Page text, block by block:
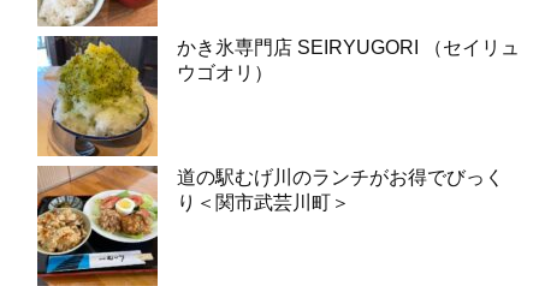
かき氷専門店 SEIRYUGORI （セイリュ
ウゴオリ）
道の駅むげ川のランチがお得でびっく
り＜関市武芸川町＞